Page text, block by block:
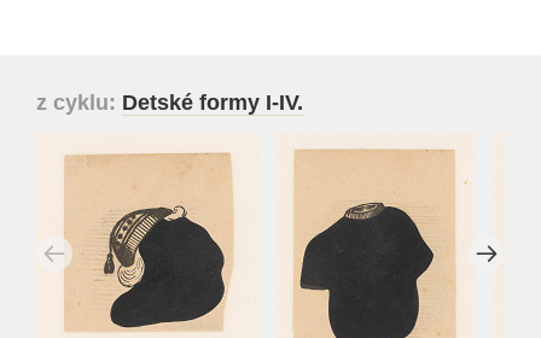
z cyklu: Detské formy I-IV.